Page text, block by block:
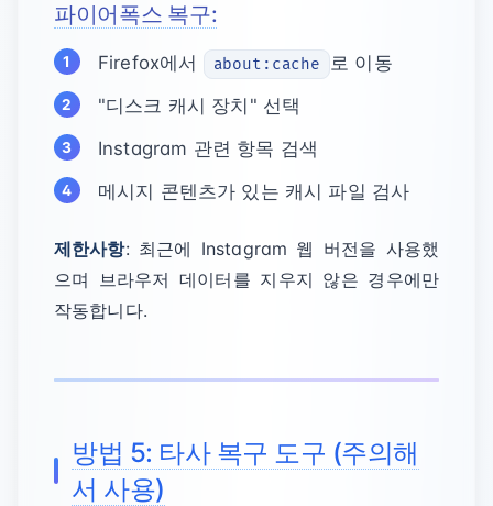
파이어폭스 복구:
Firefox에서 about:cache
로 이동
"디스크 캐시 장치" 선택
Instagram 관련 항목 검색
메시지 콘텐츠가 있는 캐시 파일 검사
제한사항: 최근에 Instagram 웹 버전을 사용했
으며 브라우저 데이터를 지우지 않은 경우에만
작동합니다.
방법 5: 타사 복구 도구 (주의해
서 사용)